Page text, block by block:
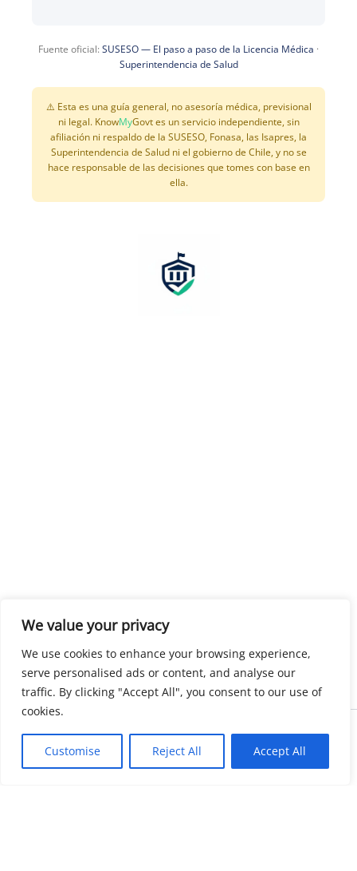
We value your privacy
We use cookies to enhance your browsing experience,
serve personalised ads or content, and analyse our
traffic. By clicking "Accept All", you consent to our use of
cookies.
Customise Reject All Accept All
Fuente oficial: SUSESO — El paso a paso de la Licencia Médica ·
Superintendencia de Salud
⚠️ Esta es una guía general, no asesoría médica, previsional
ni legal. KnowMyGovt es un servicio independiente, sin
afiliación ni respaldo de la SUSESO, Fonasa, las Isapres, la
Superintendencia de Salud ni el gobierno de Chile, y no se
hace responsable de las decisiones que tomes con base en
ella.
Copyright © 2026 KnowMyGovt. All rights reserved.